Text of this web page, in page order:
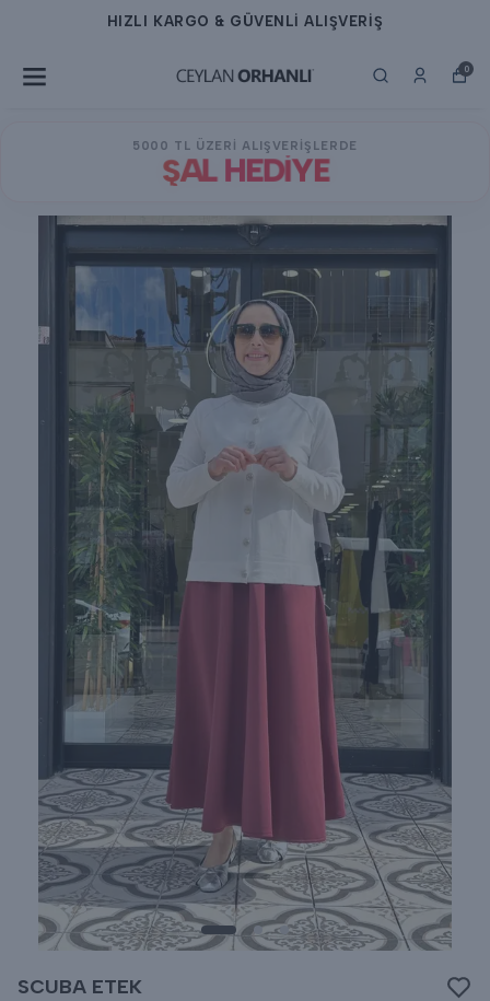
HIZLI KARGO & GÜVENLİ ALIŞVERİŞ
0
5000 TL ÜZERİ ALIŞVERİŞLERDE
ŞAL HEDİYE
SCUBA ETEK